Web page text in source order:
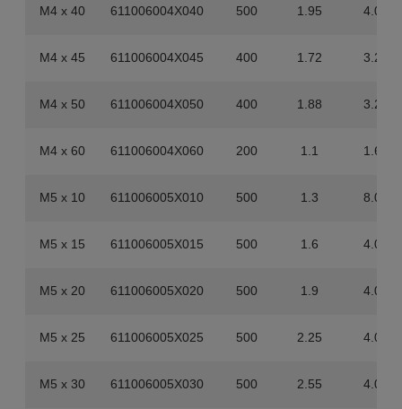
M4 x 40 611006004X040 500 1.95 4.000
M4 x 45 611006004X045 400 1.72 3.200
M4 x 50 611006004X050 400 1.88 3.200
M4 x 60 611006004X060 200 1.1 1.600
M5 x 10 611006005X010 500 1.3 8.000
M5 x 15 611006005X015 500 1.6 4.000
M5 x 20 611006005X020 500 1.9 4.000
M5 x 25 611006005X025 500 2.25 4.000
M5 x 30 611006005X030 500 2.55 4.000